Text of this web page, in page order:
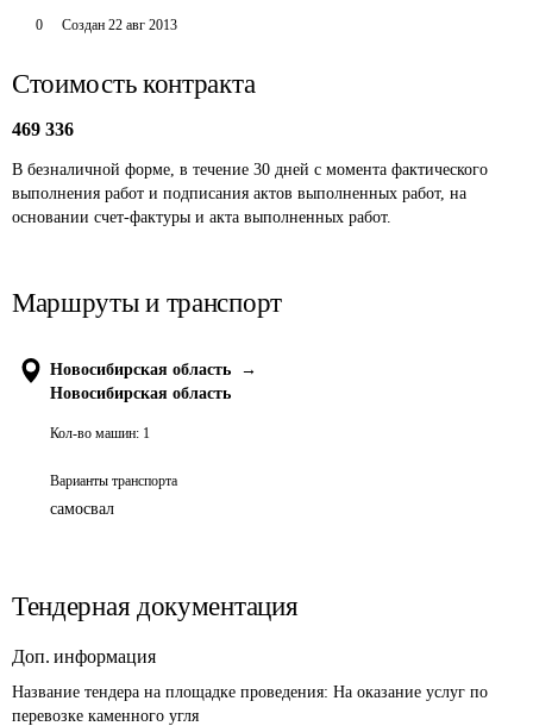
0 Создан 22 авг 2013
Стоимость контракта
469 336
В безналичной форме, в течение 30 дней с момента фактического
выполнения работ и подписания актов выполненных работ, на
основании счет-фактуры и акта выполненных работ.
Маршруты и транспорт
Новосибирская область
→
Новосибирская область
Кол-во машин: 1
Варианты транспорта
самосвал
Тендерная документация
Доп. информация
Название тендера на площадке проведения: На оказание услуг по
перевозке каменного угля